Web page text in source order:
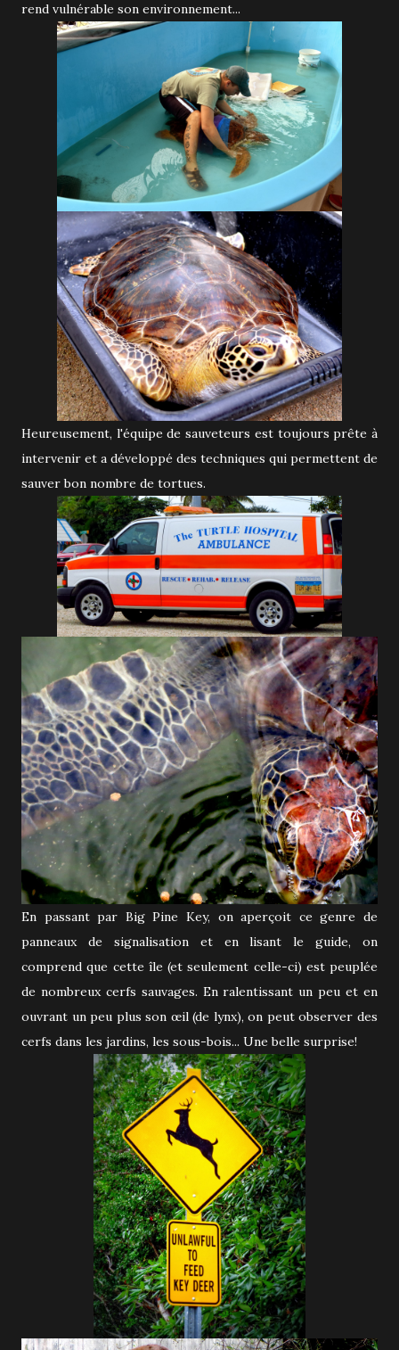
rend vulnérable son environnement...
Heureusement, l'équipe de sauveteurs est toujours prête à
intervenir et a développé des techniques qui permettent de
sauver bon nombre de tortues.
En passant par Big Pine Key, on aperçoit ce genre de
panneaux de signalisation et en lisant le guide, on
comprend que cette île (et seulement celle-ci) est peuplée
de nombreux cerfs sauvages. En ralentissant un peu et en
ouvrant un peu plus son œil (de lynx), on peut observer des
cerfs dans les jardins, les sous-bois... Une belle surprise!